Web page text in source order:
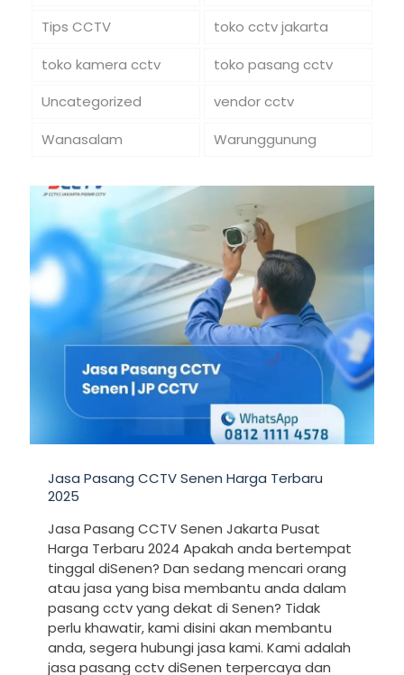
Tips CCTV
toko cctv jakarta
toko kamera cctv
toko pasang cctv
Uncategorized
vendor cctv
Wanasalam
Warunggunung
Jasa Pasang CCTV Senen Harga Terbaru
2025
Jasa Pasang CCTV Senen Jakarta Pusat
Harga Terbaru 2024 Apakah anda bertempat
tinggal diSenen? Dan sedang mencari orang
atau jasa yang bisa membantu anda dalam
pasang cctv yang dekat di Senen? Tidak
perlu khawatir, kami disini akan membantu
anda, segera hubungi jasa kami. Kami adalah
jasa pasang cctv diSenen terpercaya dan